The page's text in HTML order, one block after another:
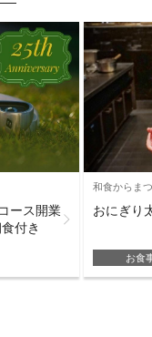
ース開業
付き
和食からま
おにぎり
お食